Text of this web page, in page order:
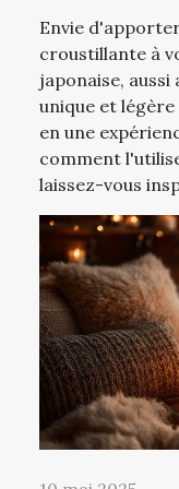
Envie
croustillante à
japonaise,
unique et
en une
comment
laissez-vous